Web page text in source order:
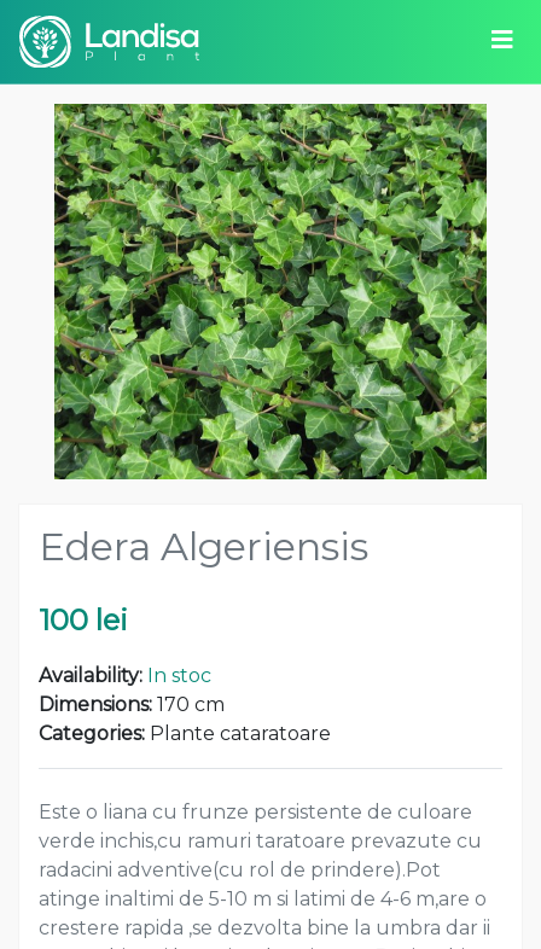
Edera Algeriensis
100 lei
Availability: In stoc
Dimensions: 170 cm
Categories: Plante cataratoare
Este o liana cu frunze persistente de culoare
verde inchis,cu ramuri taratoare prevazute cu
radacini adventive(cu rol de prindere).Pot
atinge inaltimi de 5-10 m si latimi de 4-6 m,are o
crestere rapida ,se dezvolta bine la umbra dar ii